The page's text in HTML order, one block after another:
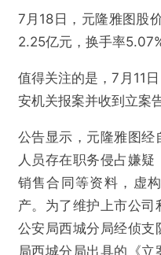
7月18日，元隆雅图股
2.25亿元，换手率5.07%
值得关注的是，7月11
安机关报案并收到立案
公告显示，元隆雅图经
人员存在职务侵占嫌疑
销售合同等资料，虚
产。为了维护上市公
公安局西城分局经侦支
局西城分局出具的《